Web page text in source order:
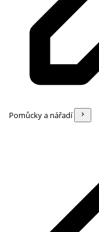
Pomůcky a nářadí